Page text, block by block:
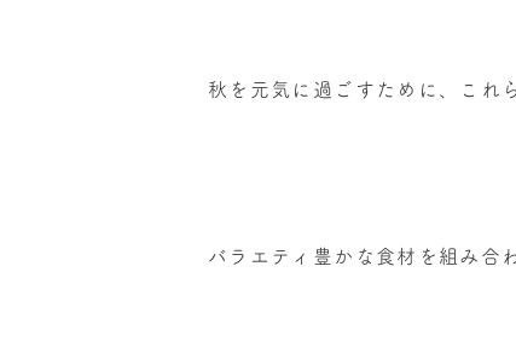
秋を元気に過ごすために、これ
バラエティ豊かな食材を組み合